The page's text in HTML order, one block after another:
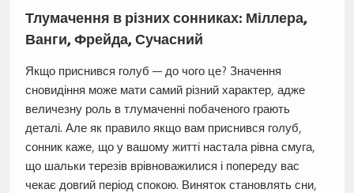
Тлумачення в різних сонниках: Міллера,
Ванги, Фрейда, Сучасний
Якщо приснився голуб — до чого це? Значення
сновидіння може мати самий різний характер, адже
величезну роль в тлумаченні побаченого грають
деталі. Але як правило якщо вам приснився голуб,
сонник каже, що у вашому житті настала рівна смуга,
що шальки терезів врівноважилися і попереду вас
чекає довгий період спокою. Виняток становлять сни,